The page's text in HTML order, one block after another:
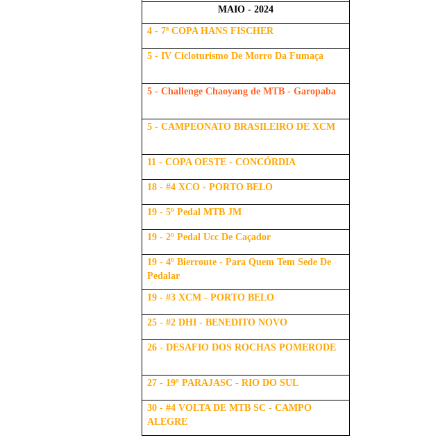
MAIO - 2024
4 - 7ª COPA HANS FISCHER
5 - IV Cicloturismo De Morro Da Fumaça
5 - Challenge Chaoyang de MTB - Garopaba
5 - CAMPEONATO BRASILEIRO DE XCM
11 - COPA OESTE - CONCÓRDIA
18 - #4 XCO - PORTO BELO
19 - 5º Pedal MTB JM
19 - 2º Pedal Ucc De Caçador
19 - 4º Bierroute - Para Quem Tem Sede De
Pedalar
19 - #3 XCM - PORTO BELO
25 - #2 DHI - BENEDITO NOVO
26 - DESAFIO DOS ROCHAS POMERODE
27 - 19º PARAJASC - RIO DO SUL
30 - #4 VOLTA DE MTB SC - CAMPO
ALEGRE